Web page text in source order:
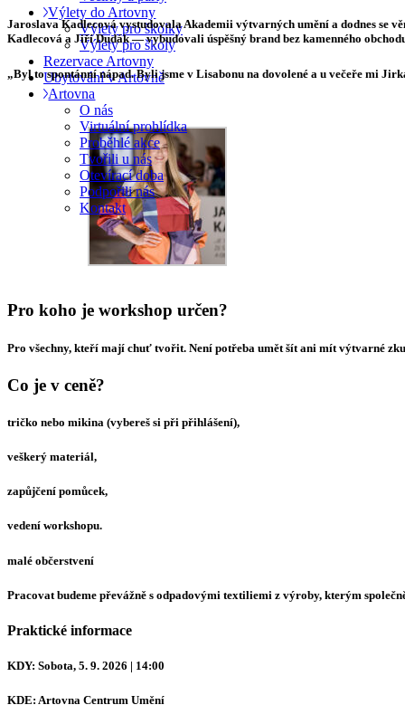
Výlety do Artovny
Výlety pro školky
Výlety pro školy
Rezervace Artovny
Ubytování v Artovně
Artovna
O nás
Virtuální prohlídka
Proběhlé akce
Tvořili u nás
Otevírací doba
Podpořili nás
Kontakt
Jaroslava Kadlecová vystudovala Akademii výtvarných umění a dodnes se
Kadlecová a Jiří Dudák — vybudovali úspěšný brand bez kamenného
„Byl to spontánní nápad. Byli jsme v Lisabonu na dovolené a u večeře mi
Pro koho je workshop určen?
Pro všechny, kteří mají chuť tvořit. Není potřeba umět šít ani mít výtvarné
Co je v ceně?
tričko nebo mikina (vybereš si při přihlášení),
veškerý materiál,
zapůjčení pomůcek,
vedení workshopu.
malé občerstvení
Pracovat budeme převážně s odpadovými textiliemi z výroby, kterým
Praktické informace
KDY: Sobota, 5. 9. 2026 | 14:00
KDE: Artovna Centrum Umění